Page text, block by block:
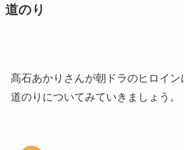
道のり
髙石あかりさんが朝ドラのヒロイン
道のりについてみていきましょう。